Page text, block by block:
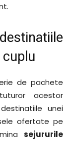
cuplu
de pachete
acestor
unei
ofertate pe
sejururile